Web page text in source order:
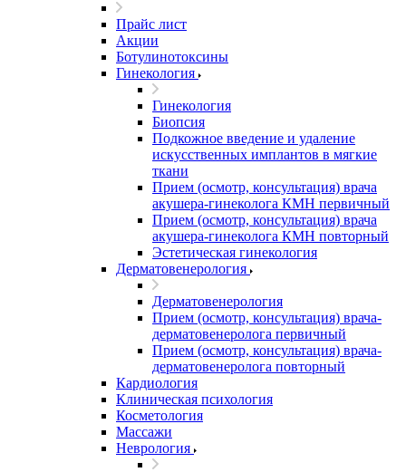
Прайс лист
Акции
Ботулинотоксины
Гинекология
Гинекология
Биопсия
Подкожное введение и удаление
искусственных имплантов в мягкие
ткани
Прием (осмотр, консультация) врача
акушера-гинеколога КМН первичный
Прием (осмотр, консультация) врача
акушера-гинеколога КМН повторный
Эстетическая гинекология
Дерматовенерология
Дерматовенерология
Прием (осмотр, консультация) врача-
дерматовенеролога первичный
Прием (осмотр, консультация) врача-
дерматовенеролога повторный
Кардиология
Клиническая психология
Косметология
Массажи
Неврология